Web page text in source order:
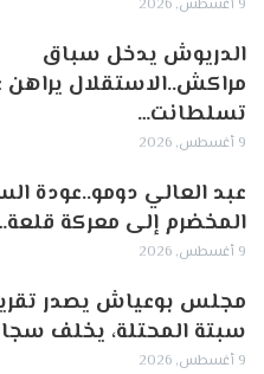
9 أغسطس, 2026
الدريوش يدخل سباق
مراكش..الاستقلال يراهن
تسلطانت…
9 أغسطس, 2026
عبد العالي دومو..عودة
المخضرم إلى معركة
9 أغسطس, 2026
مجلس بوعياش يصدر
سبتة المحتلة، يخلف
9 أغسطس, 2026